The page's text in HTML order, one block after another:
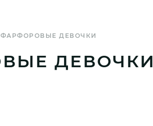
ФАРФОРОВЫЕ ДЕВОЧКИ
ДЕВОЧКИ